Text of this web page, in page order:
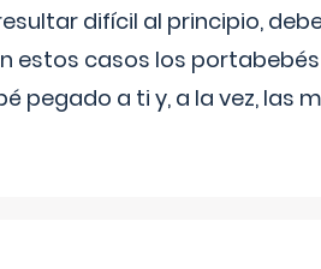
difícil al principio,
estos casos los
pegado a ti y, a la vez, las